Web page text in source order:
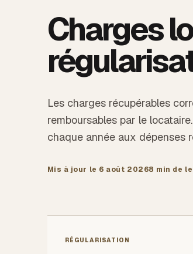
Charges
Les charges récupérables
remboursables par le
chaque année aux dépenses
Mis à jour le 6 août 20268 min de
RÉGULARISATION